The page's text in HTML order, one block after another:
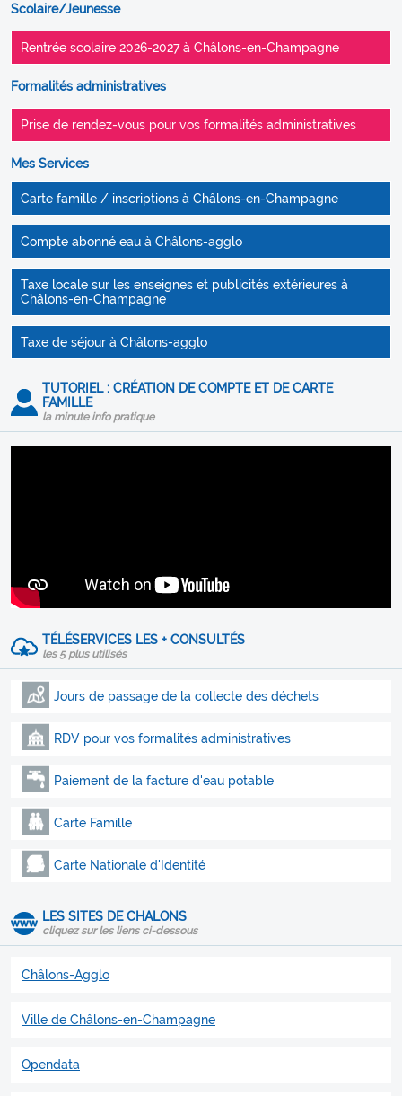
Scolaire/Jeunesse
Rentrée scolaire 2026-2027 à Châlons-en-Champagne
Formalités administratives
Prise de rendez-vous pour vos formalités administratives
Mes Services
Carte famille / inscriptions à Châlons-en-Champagne
Compte abonné eau à Châlons-agglo
Taxe locale sur les enseignes et publicités extérieures à
Châlons-en-Champagne
Taxe de séjour à Châlons-agglo
TUTORIEL : CRÉATION DE COMPTE ET DE CARTE
FAMILLE
la minute info pratique
TÉLÉSERVICES LES + CONSULTÉS
les 5 plus utilisés
Jours de passage de la collecte des déchets
RDV pour vos formalités administratives
Paiement de la facture d'eau potable
Carte Famille
Carte Nationale d'Identité
LES SITES DE CHALONS
cliquez sur les liens ci-dessous
Châlons-Agglo
Ville de Châlons-en-Champagne
Opendata